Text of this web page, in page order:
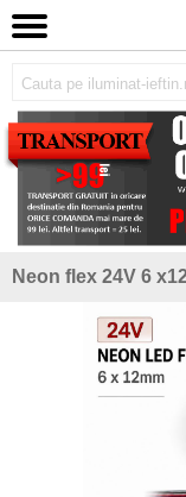
Neon flex 24V 6